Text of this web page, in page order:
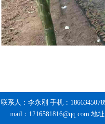
联系人：李永刚 手机：
mail：1216581816@qq.com 地